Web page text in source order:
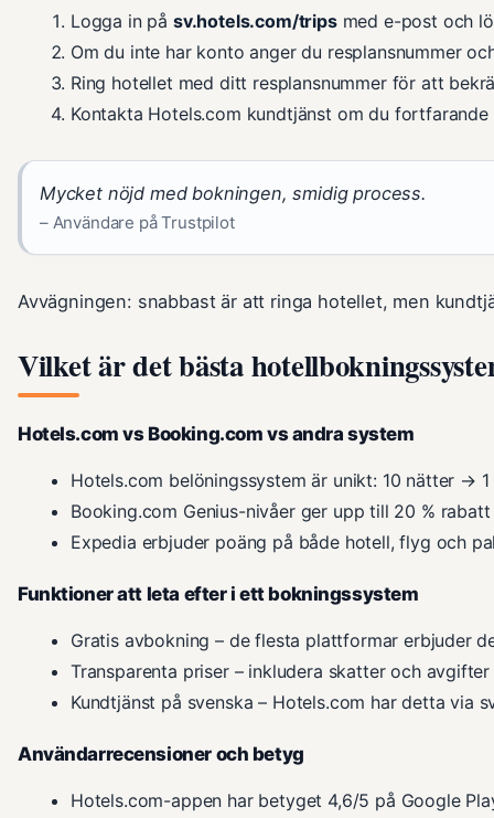
Logga in på sv.hotels.com/tripsmed e-post och
Om du inte har konto anger du resplansnummer
Ring hotellet med ditt resplansnummer för att
Kontakta Hotels.com kundtjänst om du fortfarande
Mycket nöjd med bokningen, smidig process.
– Användare på Trustpilot
Avvägningen: snabbast är att ringa hotellet, men
Vilket är det bästa
Hotels.com vs Booking.com vs andra system
Hotels.com belöningssystem är unikt: 10 nätter →
Booking.com Genius-nivåer ger upp till 20 %
Expedia erbjuder poäng på både hotell, flyg och
Funktioner att leta efter i ett bokningssystem
Gratis avbokning – de flesta plattformar erbjuder
Transparenta priser – inkludera skatter och
Kundtjänst på svenska – Hotels.com har detta via
Användarrecensioner och betyg
Hotels.com-appen har betyget 4,6/5 på Google